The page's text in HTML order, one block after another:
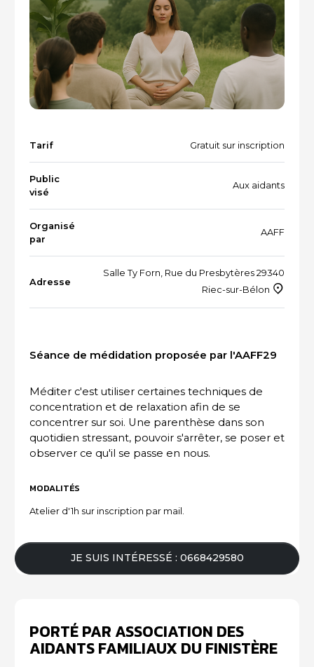
Dispositifs aidants/aidés
QUI SOMMES-NOUS ?
L'équipe
Les évènements
RESSOURCES
VOTRE SANTÉ ET CELLE DE VOTRE PROCHE
ACTUALITÉS DU SECTEUR
Recherche par mots-clés
Tarif Gratuit sur inscription
Public
visé
Aux aidants
Organisé
par
AAFF
Adresse
Salle Ty Forn, Rue du Presbytères 29340
Riec-sur-Bélon
Séance de médidation proposée par l'AAFF29
Méditer c'est utiliser certaines techniques de
concentration et de relaxation afin de se
concentrer sur soi. Une parenthèse dans son
quotidien stressant, pouvoir s'arrêter, se poser et
observer ce qu'il se passe en nous.
MODALITÉS
Atelier d'1h sur inscription par mail.
JE SUIS INTÉRESSÉ : 0668429580
PORTÉ PAR ASSOCIATION DES
AIDANTS FAMILIAUX DU FINISTÈRE